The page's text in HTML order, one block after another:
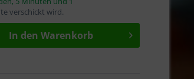
verschickt wird.
In den Warenkorb